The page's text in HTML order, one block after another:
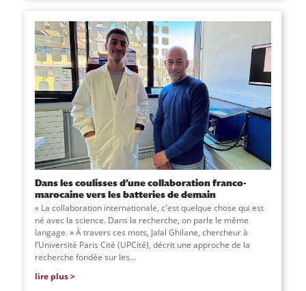
Dans les coulisses d’une collaboration franco-
marocaine vers les batteries de demain
« La collaboration internationale, c'est quelque chose qui est
né avec la science. Dans la recherche, on parle le même
langage. » À travers ces mots, Jalal Ghilane, chercheur à
l’Université Paris Cité (UPCité), décrit une approche de la
recherche fondée sur les...
lire plus